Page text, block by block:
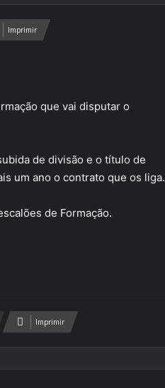
Imprimir
que vai disputar o
de divisão e o título de
um ano o contrato que os liga.
de Formação.
Imprimir